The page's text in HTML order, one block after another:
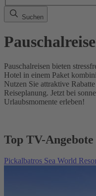
Suchen
Pauschalreisen bieten
Hotel in einem Paket
Nutzen Sie attraktive
Reiseplanung. Jetzt bei
Urlaubsmomente erleben!
Top TV-
Pickalbatros Sea World